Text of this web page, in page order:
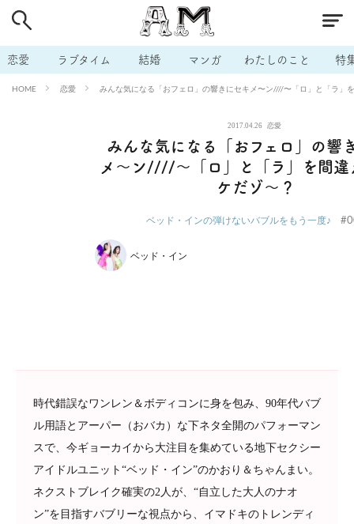
恋愛 ラブタイム 結婚 マンガ わたしのこと 特
HOME 恋愛 みんな気になる「おフェロ」の響きにセキメ〜ン////〜「ロ」と「ラ」
2017.04.26 恋愛
みんな気になる「おフェロ」の響
メ〜ン////〜「ロ」と「ラ」を間違
ケだゾ〜？
ベッド・インの弾けないバブルをもう一度♪
ベッド・イン
時代錯誤なワンレン＆ボディコンに身を包み、90年代バブ
ル用語とアーパー（おバカ）な下ネタ全開のパフォーマン
スで、今ギョーカイから大注目を集めている地下セクシー
アイドルユニット“ベッド・イン”のかおり＆ちゃんまい。
ネクストブレイク確実の2人が、“自立した大人のナオ
ン”を目指すバブリーな視点から、イマドキのトレンディ
# 男の本音 # セフレ # 不倫
# 出会う方法 # マッチングアプリ # ラブグッズ # 体の相